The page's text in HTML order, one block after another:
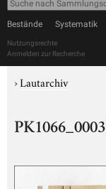
Bestände Systematik
Nutzungsrechte
Anmelden zur Recherche
›Lautarchiv
PK1066_0003